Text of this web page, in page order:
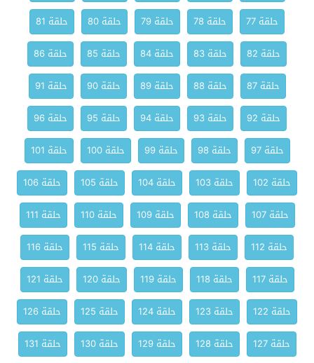
حلقة 77
حلقة 78 حلقة 79 حلقة 80
حلقة 81
حلقة 82
حلقة 83 حلقة 84 حلقة 85
حلقة 86
حلقة 87
حلقة 88 حلقة 89 حلقة 90
حلقة 91
حلقة 92
حلقة 93 حلقة 94 حلقة 95
حلقة 96
حلقة 97
حلقة 98 حلقة 99 حلقة 100
حلقة 101
حلقة 102
حلقة 103 حلقة 104 حلقة 105
حلقة 106
حلقة 107
حلقة 108 حلقة 109 حلقة 110
حلقة 111
حلقة 112
حلقة 113 حلقة 114 حلقة 115
حلقة 116
حلقة 117
حلقة 118 حلقة 119 حلقة 120
حلقة 121
حلقة 122
حلقة 123 حلقة 124 حلقة 125
حلقة 126
حلقة 127
حلقة 128 حلقة 129 حلقة 130 حلقة 131